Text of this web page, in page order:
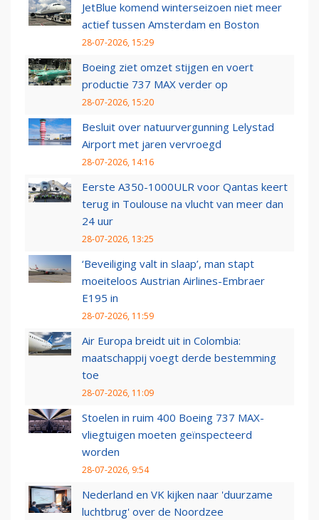
JetBlue komend winterseizoen niet meer
actief tussen Amsterdam en Boston
28-07-2026, 15:29
Boeing ziet omzet stijgen en voert
productie 737 MAX verder op
28-07-2026, 15:20
Besluit over natuurvergunning Lelystad
Airport met jaren vervroegd
28-07-2026, 14:16
Eerste A350-1000ULR voor Qantas keert
terug in Toulouse na vlucht van meer dan
24 uur
28-07-2026, 13:25
‘Beveiliging valt in slaap’, man stapt
moeiteloos Austrian Airlines-Embraer
E195 in
28-07-2026, 11:59
Air Europa breidt uit in Colombia:
maatschappij voegt derde bestemming
toe
28-07-2026, 11:09
Stoelen in ruim 400 Boeing 737 MAX-
vliegtuigen moeten geïnspecteerd
worden
28-07-2026, 9:54
Nederland en VK kijken naar 'duurzame
luchtbrug' over de Noordzee